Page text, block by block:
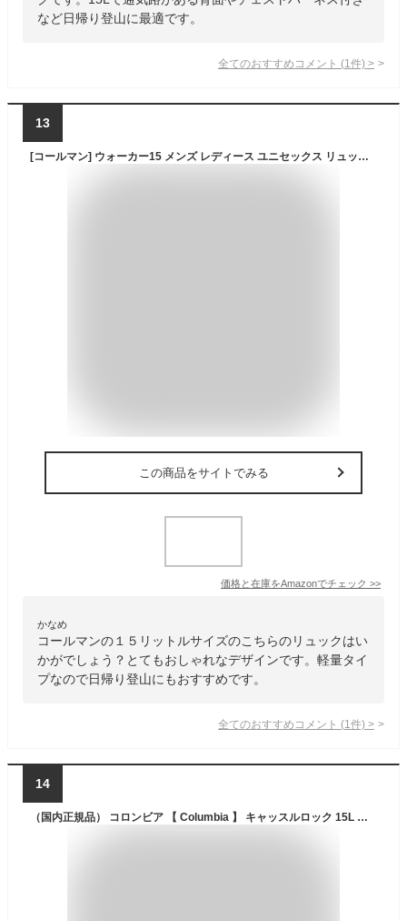
など日帰り登山に最適です。
全てのおすすめコメント (1 件) >
13
[コールマン] ウォーカー15 メンズ レディース ユニセックス リュック バックパック バッグ 15L 通勤 通学 ビジネス 軽量 小さめ
この商品をサイトでみる
価格と在庫をAmazonでチェック >>
かなめ
コールマンの１５リットルサイズのこちらのリュックはい
かがでしょう？とてもおしゃれなデザインです。軽量タイ
プなので日帰り登山にもおすすめです。
全てのおすすめコメント (1 件) >
14
（国内正規品） コロンビア 【 Columbia 】 キャッスルロック 15L バックパック II 2025年継続モデル 【 PU8664 Castle Rock デイパック リュック バッグ アウトドア キャンプ 男性 女性 】【翌日配達対象】【メール便不可】[自社]